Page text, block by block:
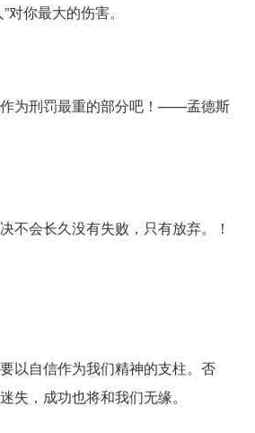
对你最大的伤害。
为刑罚最重的部分吧！——孟德斯
不会长久没有失败，只有放弃。！
以自信作为我们精神的支柱。否
失，成功也将和我们无缘。